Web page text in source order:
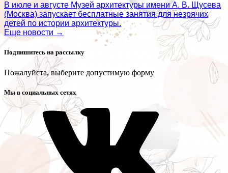
В июле и августе Музей архитектуры имени А. В. Щусева
(Москва) запускает бесплатные занятия для незрячих
детей по истории архитектуры.
Еще новости →
Подпишитесь на рассылку
Пожалуйста, выберите допустимую форму
Мы в социальных сетях